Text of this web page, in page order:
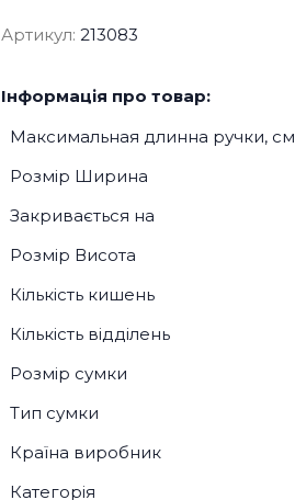
Артикул: 213083
Інформація про товар:
Максимальная длинна ручки, см
Розмір Ширина
Закривається на
Розмір Висота
Кількість кишень
Кількість відділень
Розмір сумки
Тип сумки
Країна виробник
Категорія